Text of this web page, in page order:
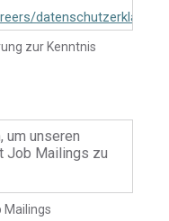
datenschutzerklaerung-
zur Kenntnis
um unseren
Job Mailings zu
Mailings